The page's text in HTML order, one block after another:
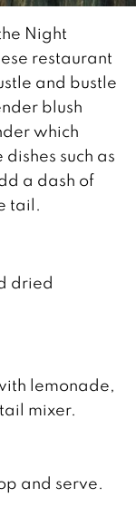
Night
restaurant
and bustle
blush
which
such as
a dash of
tail.
dried
lemonade,
mixer.
and serve.